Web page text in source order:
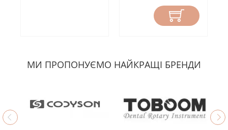
МИ ПРОПОНУЄМО НАЙКРАЩІ БРЕНДИ